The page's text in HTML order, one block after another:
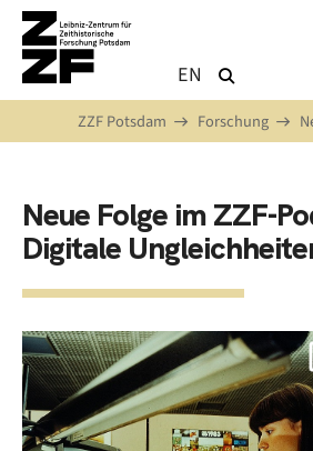
Direkt zum Inhalt
EN
ZZF Potsdam Forschung
Neue Folge im ZZF-
Digitale